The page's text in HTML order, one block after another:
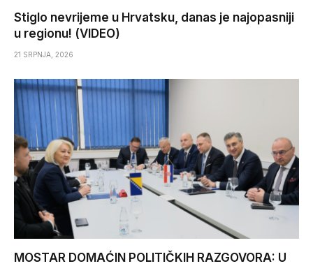
Stiglo nevrijeme u Hrvatsku, danas je najopasniji
u regionu! (VIDEO)
21 SRPNJA, 2026
MOSTAR DOMAĆIN POLITIČKIH RAZGOVORA: U